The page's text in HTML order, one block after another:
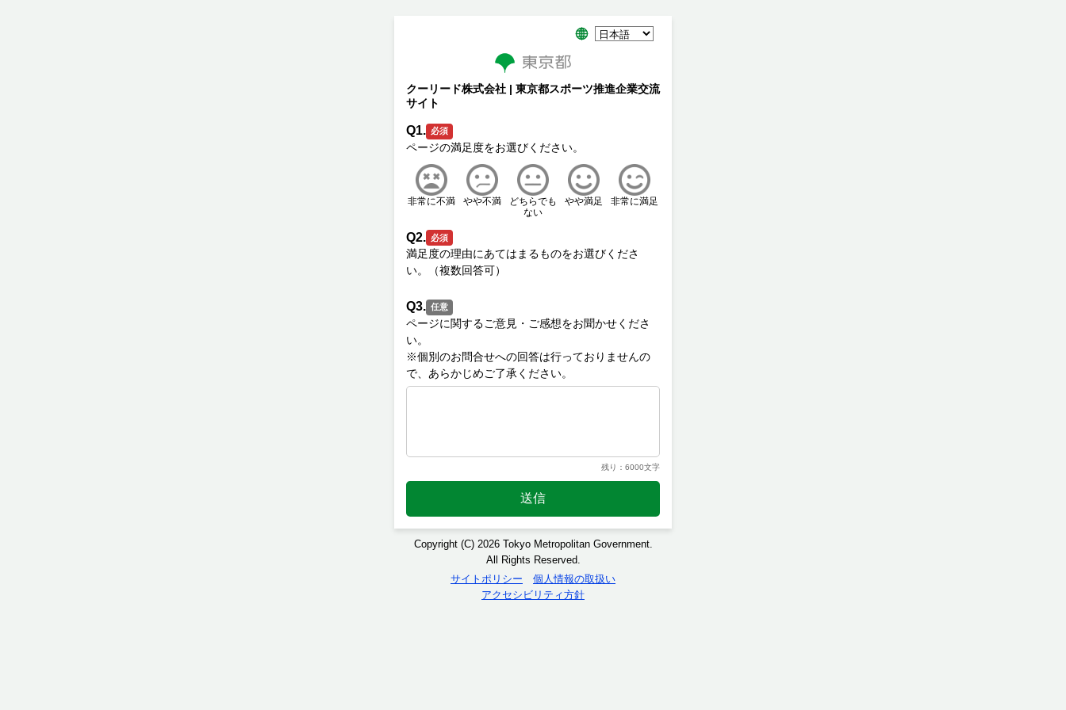
クーリード株式会社 | 東京都スポーツ推進企業交流
サイト
Q1. 必須
非常に不満 やや不満
どちらでも
ない
やや満足 非常に満足
Q2. 必須
満足度の理由にあてはまるものをお選びくださ
Q3. 任意
ページに関するご意見・ご感想をお聞かせくださ
い。
※個別のお問合せへの回答は行っておりませんの
残り：6000文字
送信
Copyright (C) 2026 Tokyo Metropolitan Government.
All Rights Reserved.
サイトポリシー
個人情報の取扱い
アクセシビリティ方針